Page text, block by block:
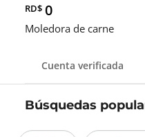
RD$ 0
Moledora de carne
Cuenta verificada
Búsquedas